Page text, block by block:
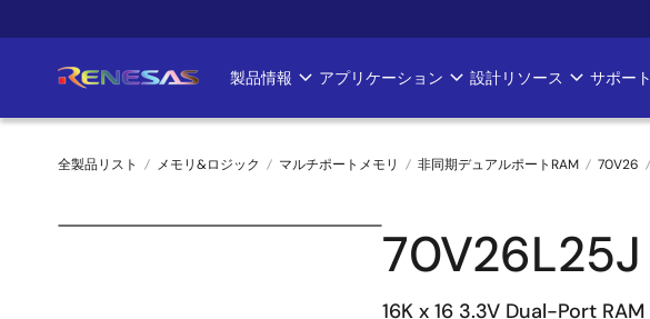
イ
ン
Main
navigation
製品情報 アプリケーション 設計リソース サポート
パ
全製品リスト メモリ&ロジック マルチポートメモリ 非同期デュアルポートRAM 70V26
70V26L25J
16K x 16 3.3V Dual-Port RAM